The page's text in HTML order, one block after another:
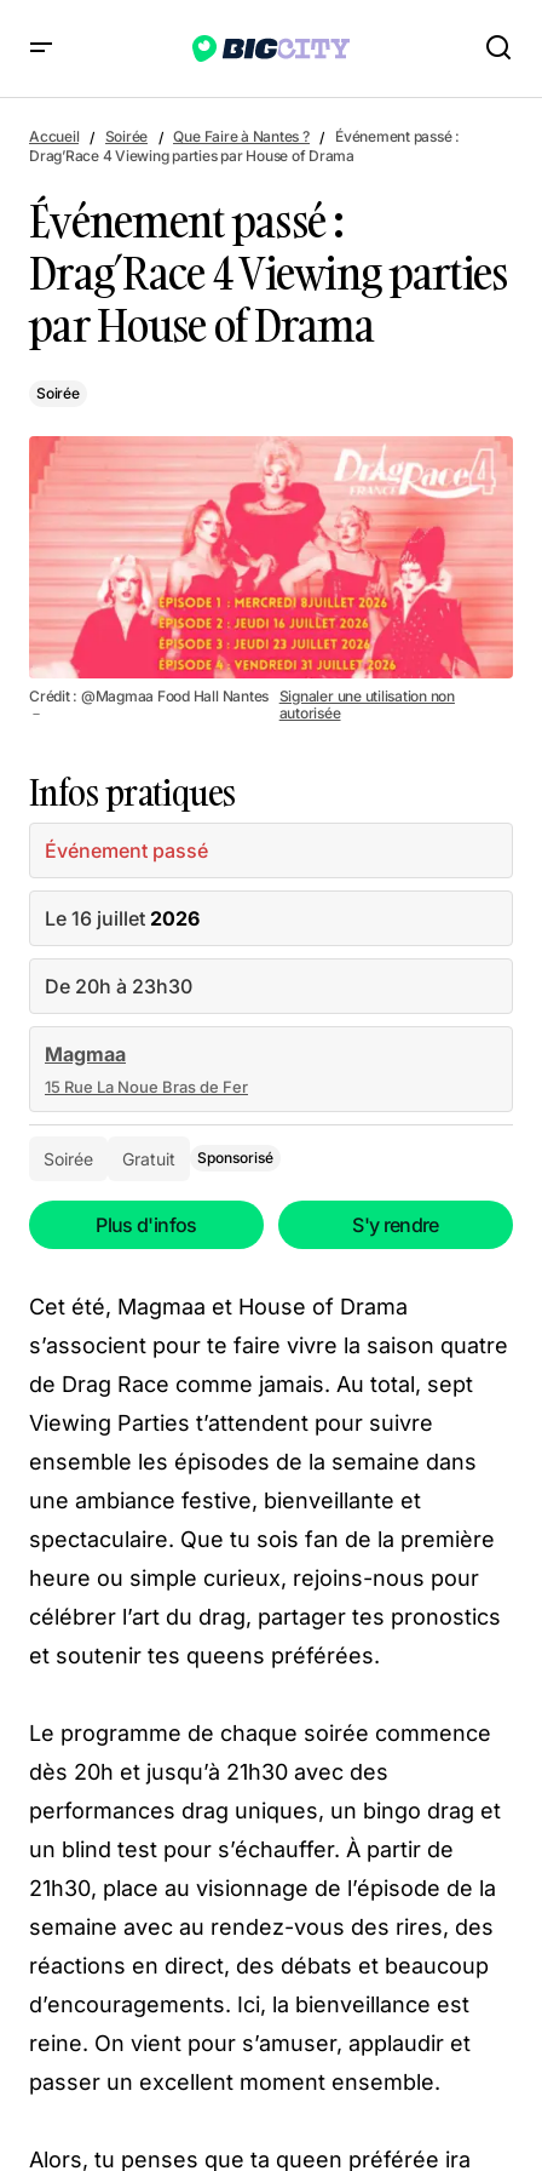
Drama
Accueil Soirée Que Faire à Nantes ?
Événement passé :
Drag’Race 4 Viewing parties par House of Drama
Événement passé :
Drag’Race 4 Viewing parties
par House of Drama
Soirée
Crédit : @Magmaa Food Hall Nantes
－
Signaler une utilisation non
autorisée
Infos pratiques
Événement passé
Le 16 juillet 2026
De 20h à 23h30
Magmaa
15 Rue La Noue Bras de Fer
Soirée Gratuit Sponsorisé
Plus d'infos S'y rendre
Cet été, Magmaa et House of Drama
s’associent pour te faire vivre la saison quatre
de Drag Race comme jamais. Au total, sept
Viewing Parties t’attendent pour suivre
ensemble les épisodes de la semaine dans
une ambiance festive, bienveillante et
spectaculaire. Que tu sois fan de la première
heure ou simple curieux, rejoins-nous pour
célébrer l’art du drag, partager tes pronostics
et soutenir tes queens préférées.
Le programme de chaque soirée commence
dès 20h et jusqu’à 21h30 avec des
performances drag uniques, un bingo drag et
un blind test pour s’échauffer. À partir de
21h30, place au visionnage de l’épisode de la
semaine avec au rendez-vous des rires, des
réactions en direct, des débats et beaucoup
d’encouragements. Ici, la bienveillance est
reine. On vient pour s’amuser, applaudir et
passer un excellent moment ensemble.
Alors, tu penses que ta queen préférée ira